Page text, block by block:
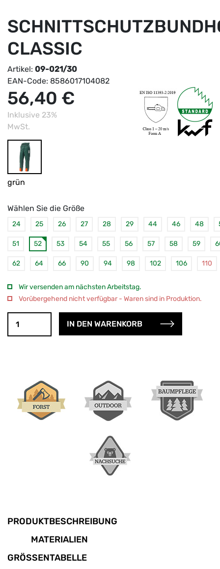
CLASSIC
Artikel: 09-021/30
EAN-Code: 8586017104082
56,40 €
Inklusive 23%
MwSt.
grün
Wählen Sie die Größe
24 25 26 27 28 29 44 46 48
51 52 53 54 55 56 57 58 59
62 64 66 90 94 98 102 106 110
Wir versenden am nächsten Arbeitstag.
Vorübergehend nicht verfügbar - Waren sind in Produktion.
PRODUKTBESCHREIBUNG
MATERIALIEN
GRÖSSENTABELLE